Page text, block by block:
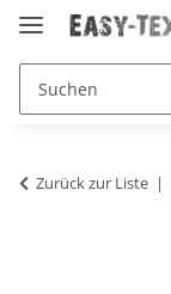
Zurück zur Liste